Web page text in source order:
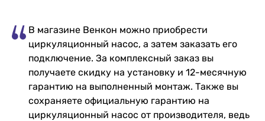
В магазине Венкон можно приобрести
циркуляционный насос, а затем заказать его
подключение. За комплексный заказ вы
получаете скидку на установку и 12-месячную
гарантию на выполненный монтаж. Также вы
сохраняете официальную гарантию на
циркуляционный насос от производителя, ведь